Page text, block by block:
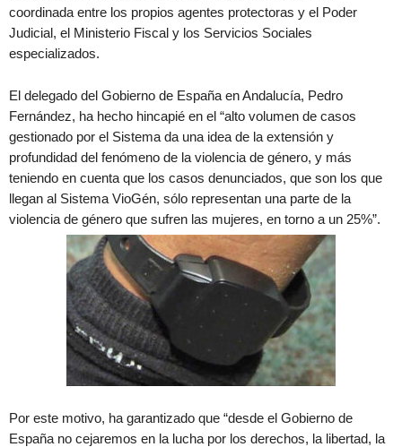
coordinada entre los propios agentes protectoras y el Poder
Judicial, el Ministerio Fiscal y los Servicios Sociales
especializados.
El delegado del Gobierno de España en Andalucía, Pedro
Fernández, ha hecho hincapié en el “alto volumen de casos
gestionado por el Sistema da una idea de la extensión y
profundidad del fenómeno de la violencia de género, y más
teniendo en cuenta que los casos denunciados, que son los que
llegan al Sistema VioGén, sólo representan una parte de la
violencia de género que sufren las mujeres, en torno a un 25%”.
Por este motivo, ha garantizado que “desde el Gobierno de
España no cejaremos en la lucha por los derechos, la libertad, la